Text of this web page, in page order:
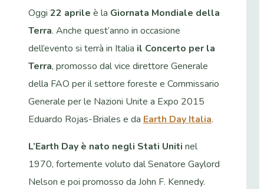
Oggi 22 aprile è la Giornata Mondiale della
Terra. Anche quest’anno in occasione
dell’evento si terrà in Italia il Concerto per la
Terra, promosso dal vice direttore Generale
della FAO per il settore foreste e Commissario
Generale per le Nazioni Unite a Expo 2015
Eduardo Rojas-Briales e da Earth Day Italia.
L’Earth Day è nato negli Stati Uniti nel
1970, fortemente voluto dal Senatore Gaylord
Nelson e poi promosso da John F. Kennedy.